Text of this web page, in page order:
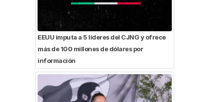
EEUU imputa a 5 líderes del CJNG y ofrece
más de 100 millones de dólares por
información